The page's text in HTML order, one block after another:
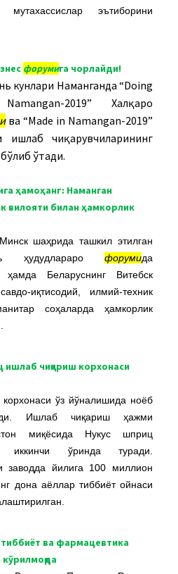
мутахассислар эътиборини
форумига чорлайди!
кунлари Наманганда “Doing
2019” Халқаро
ва “Made in Namangan-2019”
ишлаб чиқарувчиларининг
ўтади.
ҳамоҳанг: Наманган
вилояти билан ҳамкорлик
шаҳрида ташкил этилган
ҳудудлараро форумида
Беларуснинг Витебск
иқтисодий, илмий-техник
соҳаларда ҳамкорлик
чиқариш корхонаси
ўз йўналишида ноёб
Ишлаб чиқариш ҳажми
миқёсида Нукус шприц
иккинчи ўринда туради.
заводда йилига 100 миллион
дона аёллар тиббиёт ойнаси
тиббиёт ва фармацевтика